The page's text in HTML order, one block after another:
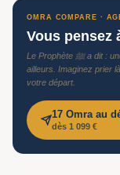
OMRA COMPARE ·
Vous pensez
Le Prophète ﷺ a dit : une prière à la mosquée Al Haram vaut 100 000 prières
ailleurs. Imaginez prier
votre départ.
17 Omra au
dès 1 099 €